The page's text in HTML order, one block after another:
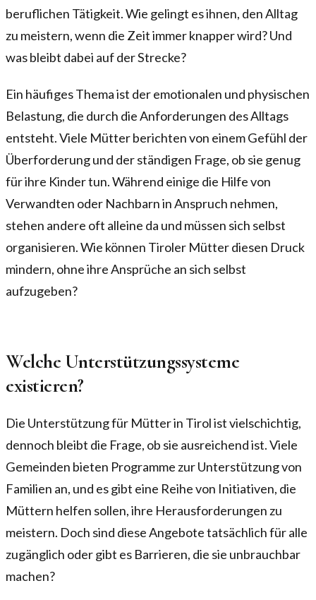
beruflichen Tätigkeit. Wie gelingt es ihnen, den Alltag
zu meistern, wenn die Zeit immer knapper wird? Und
was bleibt dabei auf der Strecke?
Ein häufiges Thema ist der emotionalen und physischen
Belastung, die durch die Anforderungen des Alltags
entsteht. Viele Mütter berichten von einem Gefühl der
Überforderung und der ständigen Frage, ob sie genug
für ihre Kinder tun. Während einige die Hilfe von
Verwandten oder Nachbarn in Anspruch nehmen,
stehen andere oft alleine da und müssen sich selbst
organisieren. Wie können Tiroler Mütter diesen Druck
mindern, ohne ihre Ansprüche an sich selbst
aufzugeben?
Welche Unterstützungssysteme
existieren?
Die Unterstützung für Mütter in Tirol ist vielschichtig,
dennoch bleibt die Frage, ob sie ausreichend ist. Viele
Gemeinden bieten Programme zur Unterstützung von
Familien an, und es gibt eine Reihe von Initiativen, die
Müttern helfen sollen, ihre Herausforderungen zu
meistern. Doch sind diese Angebote tatsächlich für alle
zugänglich oder gibt es Barrieren, die sie unbrauchbar
machen?